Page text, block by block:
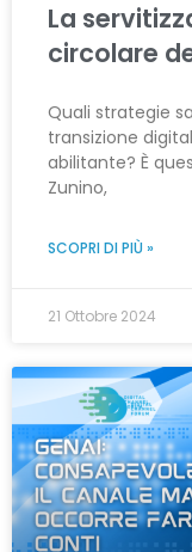
La
circolare
Quali strategie
transizione
abilitante? È
Zunino,
SCOPRI DI PIÙ »
21 Ottobre 2024